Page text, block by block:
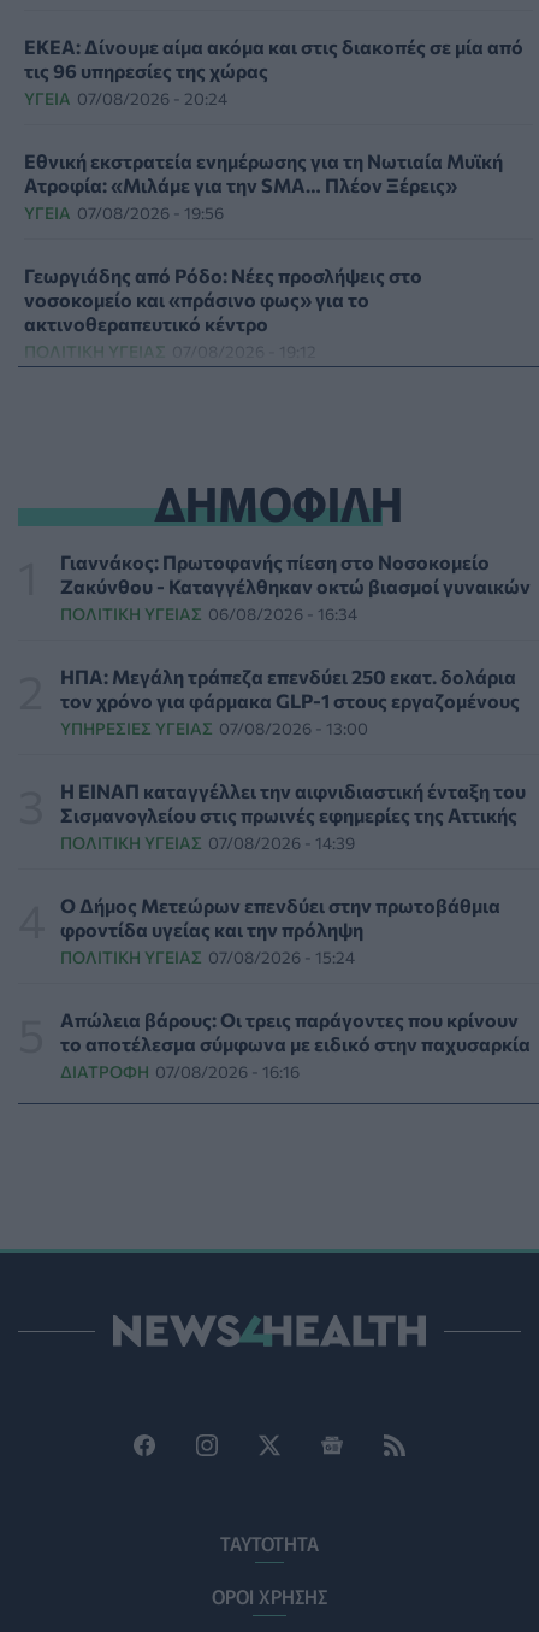
ΕΚΕΑ: Δίνουμε αίμα ακόμα και στις διακοπές σε μία από
τις 96 υπηρεσίες της χώρας
ΥΓΕΊΑ 07/08/2026 - 20:24
Εθνική εκστρατεία ενημέρωσης για τη Νωτιαία Μυϊκή
Ατροφία: «Μιλάμε για την SMA… Πλέον Ξέρεις»
ΥΓΕΊΑ 07/08/2026 - 19:56
Γεωργιάδης από Ρόδο: Νέες προσλήψεις στο
νοσοκομείο και «πράσινο φως» για το
ακτινοθεραπευτικό κέντρο
ΠΟΛΙΤΙΚΉ ΥΓΕΊΑΣ 07/08/2026 - 19:12
Τι μπορεί να μας διδάξει η νέα ταινία του Spider-Man για
την απώλεια και το πένθος
ΨΥΧΙΚΉ ΥΓΕΊΑ 07/08/2026 - 18:11
ενίσχυση της βιοασφάλειας από το ΥΠΑΑΤ
ΕΠΙΚΑΙΡΌΤΗΤΑ 07/08/2026 - 17:42
και στα φάρμακα
ΥΓΕΊΑ 07/08/2026 - 17:17
μοιράστηκε επί τρία χρόνια τη μάχη της με σπάνιο
καρκίνο
ΕΠΙΚΑΙΡΌΤΗΤΑ 07/08/2026 - 16:41
Απώλεια βάρους: Οι τρεις παράγοντες που κρίνουν το
αποτέλεσμα σύμφωνα με ειδικό στην παχυσαρκία
ΔΙΑΤΡΟΦΉ 07/08/2026 - 16:16
Και οι μαϊμούδες έχουν κατοικίδια! Οι επιστήμονες
σοβαρής εγκεφαλικής κάκωσης
ΔΗΜΟΦΙΛΗ
Γιαννάκος: Πρωτοφανής πίεση στο Νοσοκομείο
Ζακύνθου - Καταγγέλθηκαν οκτώ βιασμοί γυναικών
ΠΟΛΙΤΙΚΉ ΥΓΕΊΑΣ 06/08/2026 - 16:34
ΗΠΑ: Μεγάλη τράπεζα επενδύει 250 εκατ. δολάρια
τον χρόνο για φάρμακα GLP-1 στους εργαζομένους
ΥΠΗΡΕΣΊΕΣ ΥΓΕΊΑΣ 07/08/2026 - 13:00
Η ΕΙΝΑΠ καταγγέλλει την αιφνιδιαστική ένταξη του
Σισμανογλείου στις πρωινές εφημερίες της Αττικής
ΠΟΛΙΤΙΚΉ ΥΓΕΊΑΣ 07/08/2026 - 14:39
Ο Δήμος Μετεώρων επενδύει στην πρωτοβάθμια
φροντίδα υγείας και την πρόληψη
ΠΟΛΙΤΙΚΉ ΥΓΕΊΑΣ 07/08/2026 - 15:24
Απώλεια βάρους: Οι τρεις παράγοντες που κρίνουν
το αποτέλεσμα σύμφωνα με ειδικό στην παχυσαρκία
ΔΙΑΤΡΟΦΉ 07/08/2026 - 16:16
ΤΑΥΤΟΤΗΤΑ
ΟΡΟΙ ΧΡΗΣΗΣ